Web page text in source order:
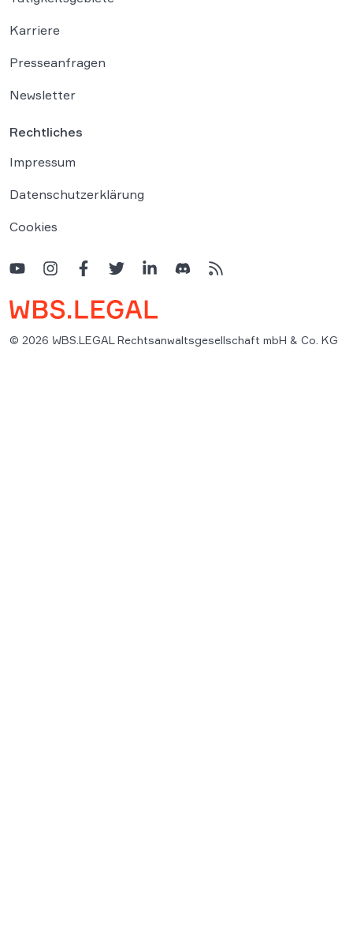
Karriere
Presseanfragen
Newsletter
Rechtliches
Impressum
Datenschutzerklärung
Cookies
© 2026 WBS.LEGAL Rechtsanwaltsgesellschaft mbH & Co. KG